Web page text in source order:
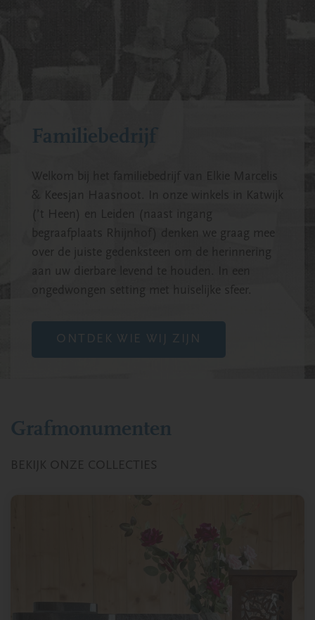
Familiebedrijf
Welkom bij het familiebedrijf van Elkie Marcelis
& Keesjan Haasnoot. In onze winkels in Katwijk
(’t Heen) en Leiden (naast ingang
begraafplaats Rhijnhof) denken we graag mee
over de juiste gedenksteen om de herinnering
aan uw dierbare levend te houden. In een
ongedwongen setting met huiselijke sfeer.
ONTDEK WIE WIJ ZIJN
Grafmonumenten
BEKIJK ONZE COLLECTIES